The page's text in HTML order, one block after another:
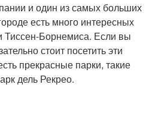
и один из самых больших
есть много интересных
Тиссен-Борнемиса. Если вы
стоит посетить эти
прекрасные парки, такие
дель Рекрео.